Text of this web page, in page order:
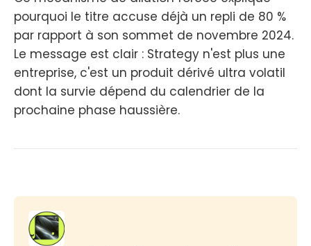
pourquoi le titre accuse déjà un repli de 80 %
par rapport à son sommet de novembre 2024.
Le message est clair : Strategy n'est plus une
entreprise, c'est un produit dérivé ultra volatil
dont la survie dépend du calendrier de la
prochaine phase haussière.